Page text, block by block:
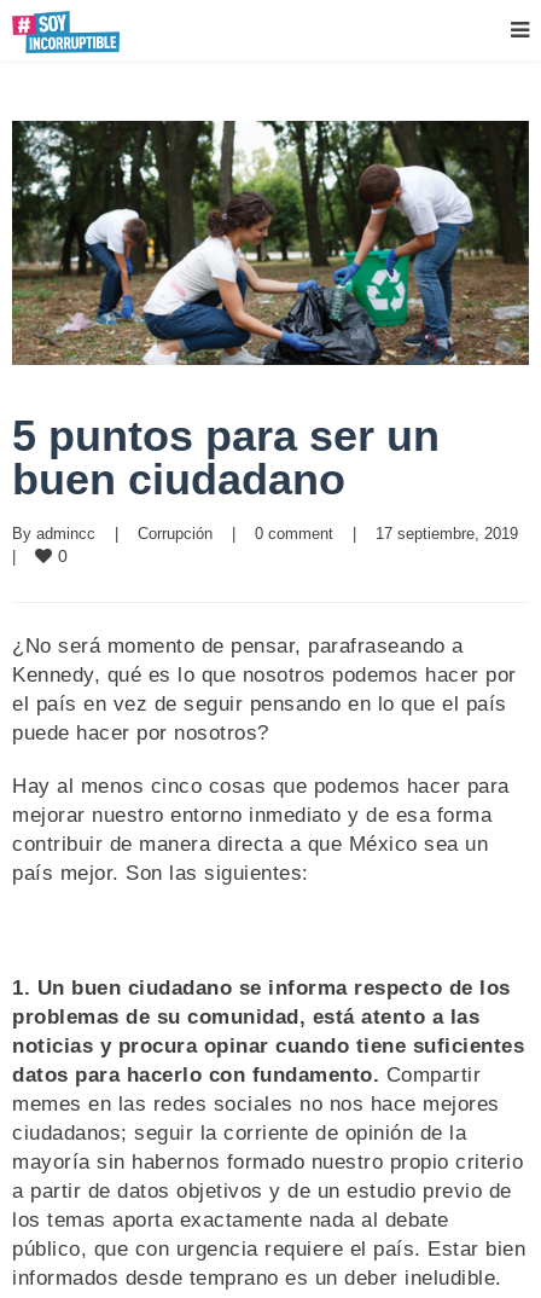
5 puntos para ser un
buen ciudadano
By admincc | Corrupción | 0 comment |
|
0
¿No será momento de pensar, parafraseando a
Kennedy, qué es lo que nosotros podemos hacer por
el país en vez de seguir pensando en lo que el país
puede hacer por nosotros?
Hay al menos cinco cosas que podemos hacer para
mejorar nuestro entorno inmediato y de esa forma
contribuir de manera directa a que México sea un
país mejor. Son las siguientes:
1. Un buen ciudadano se informa respecto de los
problemas de su comunidad, está atento a las
noticias y procura opinar cuando tiene suficientes
datos para hacerlo con fundamento. Compartir
memes en las redes sociales no nos hace mejores
ciudadanos; seguir la corriente de opinión de la
mayoría sin habernos formado nuestro propio criterio
a partir de datos objetivos y de un estudio previo de
los temas aporta exactamente nada al debate
público, que con urgencia requiere el país. Estar bien
informados desde temprano es un deber ineludible.